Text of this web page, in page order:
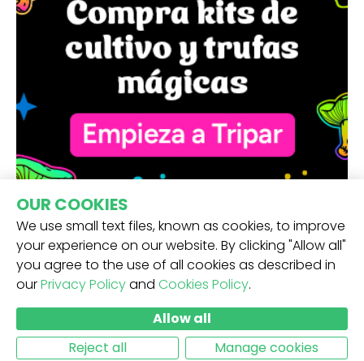
MÁS INFORMACIÓN
RECIBE NUESTRA NEWSLETTER -
ENVIAR
OUR COOKIES
We use small text files, known as cookies, to improve
your experience on our website. By clicking "Allow all"
you agree to the use of all cookies as described in
ourPrivacy Policyand Cookies Policy.
Allow all
Reject all
Manage cookies